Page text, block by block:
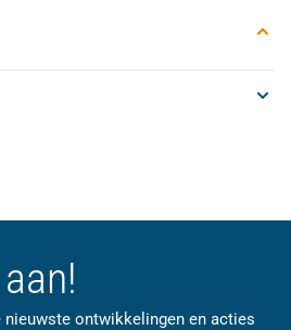
nieuwste ontwikkelingen en acties